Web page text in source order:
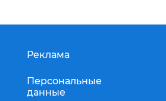
Реклама
Персональные
данные